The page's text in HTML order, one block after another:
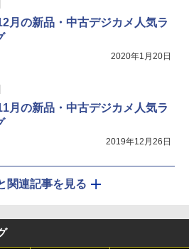
月の新品・中古デジカメ人気ラ
2020年1月20日
月の新品・中古デジカメ人気ラ
2019年12月26日
関連記事を見る